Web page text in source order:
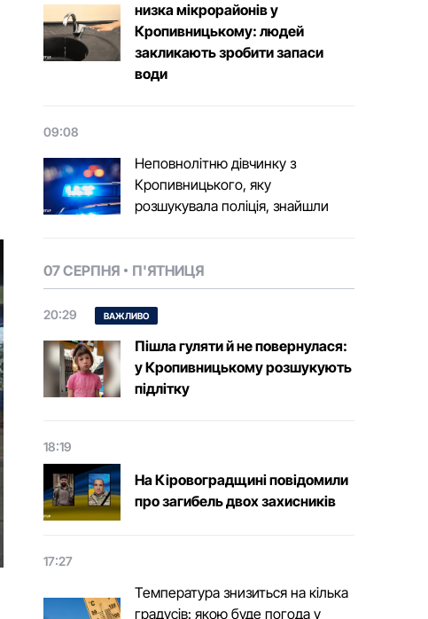
низка мікрорайонів у
Кропивницькому: людей
закликають зробити запаси
води
09:08
Неповнолітню дівчинку з
Кропивницького, яку
розшукувала поліція, знайшли
07 СЕРПНЯ П'ЯТНИЦЯ
20:29 ВАЖЛИВО
Пішла гуляти й не повернулася:
у Кропивницькому розшукують
підлітку
18:19
На Кіровоградщині повідомили
про загибель двох захисників
17:27
Температура знизиться на кілька
градусів: якою буде погода у